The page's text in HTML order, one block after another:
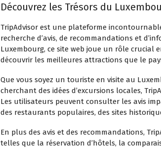
Découvrez les Trésors du
TripAdvisor est une plateforme
recherche d’avis, de recommandations et
Luxembourg, ce site web joue un rôle crucial
découvrir les meilleures attractions que le
Que vous soyez un touriste en visite au
cherchant des idées d’excursions locales,
Les utilisateurs peuvent consulter les avis
des restaurants populaires, des sites
En plus des avis et des recommandations,
telles que la réservation d’hôtels, la